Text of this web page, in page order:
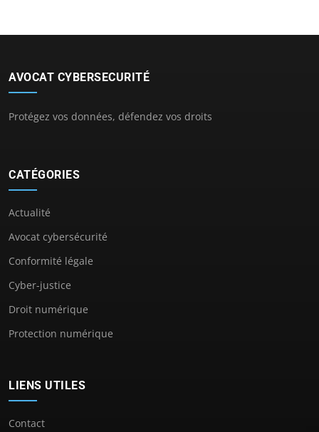
AVOCAT CYBERSECURITÉ
Protégez vos données, défendez vos droits
CATÉGORIES
Actualité
Avocat cybersécurité
Conformité légale
Cyber-justice
Droit numérique
Protection numérique
LIENS UTILES
Contact